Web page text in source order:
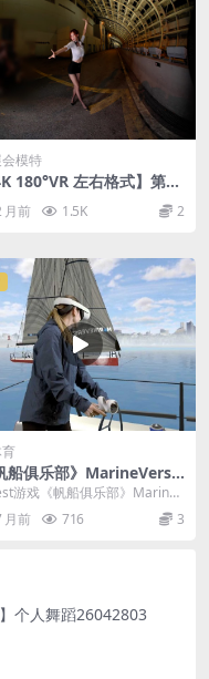
会模特
180°VR 左右格式】第22
州国际汽车展览会2024
雯雯热舞
月前 1.5K 2
船俱乐部》MarineVerse
Club v0.6473.6473
游戏《帆船俱乐部》MarineV
Sailing Club 是...
月前 716 3
个人舞蹈26042803